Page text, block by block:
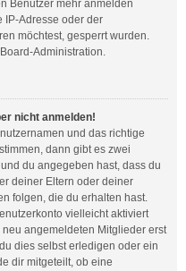
Benutzer mehr anmelden
IP-Adresse oder der
möchtest, gesperrt wurden.
Administration.
nicht anmelden!
und das richtige
dann gibt es zwei
du angegeben hast, dass du
deiner Eltern oder deiner
folgen, die du erhalten hast.
vielleicht aktiviert
angemeldeten Mitglieder erst
dies selbst erledigen oder ein
dir mitgeteilt, ob eine